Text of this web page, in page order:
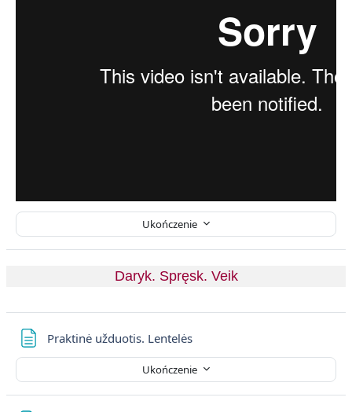
Ukończenie
Daryk. Spręsk. Veik
Praktinė užduotis. LentelėsStrona
Ukończenie